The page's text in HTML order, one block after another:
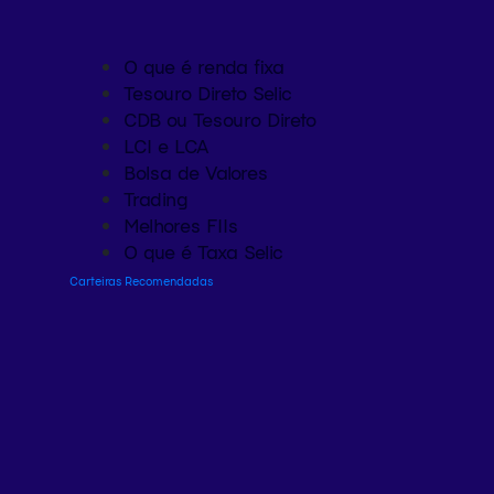
O que é renda fixa
Tesouro Direto Selic
CDB ou Tesouro Direto
LCI e LCA
Bolsa de Valores
Trading
Melhores FIIs
O que é Taxa Selic
Carteiras Recomendadas